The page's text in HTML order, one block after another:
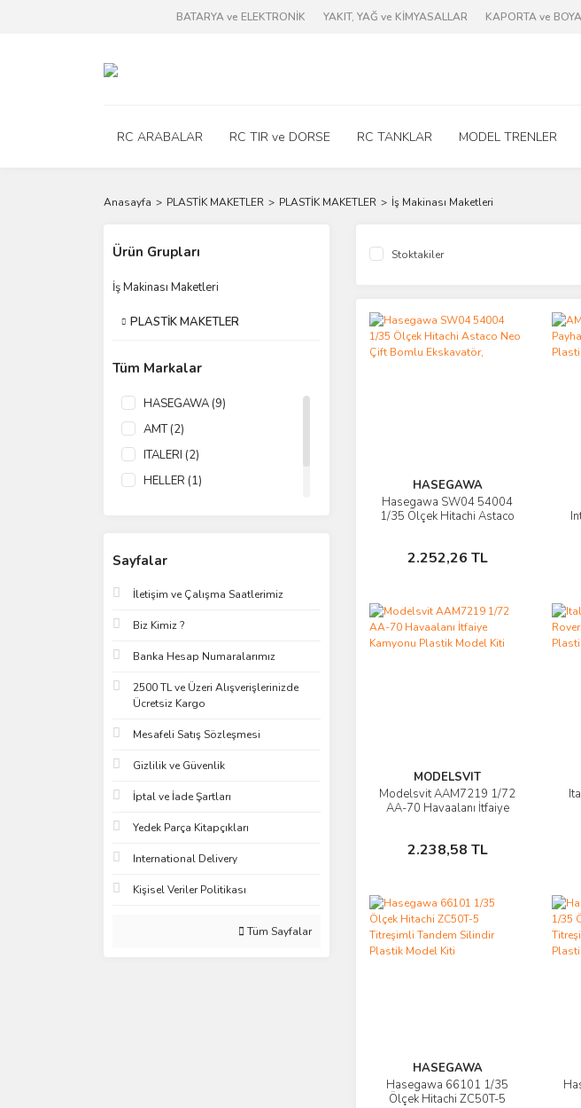
BATARYA ve ELEKTRONİK YAKIT, YAĞ ve KİMYASALLAR KAPORTA ve
RC ARABALAR RC TIR ve DORSE RC TANKLAR MODEL TRENLER
Anasayfa PLASTİK MAKETLER PLASTİK MAKETLER İş Makinası Maketleri
Ürün Grupları
İş Makinası Maketleri
PLASTİK MAKETLER
Tüm Markalar
HASEGAWA (9)
AMT (2)
ITALERI (2)
HELLER (1)
Sayfalar
İletişim ve Çalışma Saatlerimiz
Biz Kimiz ?
Banka Hesap Numaralarımız
2500 TL ve Üzeri Alışverişlerinizde
Ücretsiz Kargo
Mesafeli Satış Sözleşmesi
Gizlilik ve Güvenlik
İptal ve İade Şartları
Yedek Parça Kitapçıkları
International Delivery
Kişisel Veriler Politikası
Tüm Sayfalar
Stoktakiler
HASEGAWA
Hasegawa SW04 54004
1/35 Ölçek Hitachi Astaco
2.252,26 TL
Ürünü İncele
Sepete Ekle
MODELSVIT
Modelsvit AAM7219 1/72
AA-70 Havaalanı İtfaiye
2.238,58 TL
Ürünü İncele
Sepete Ekle
HASEGAWA
Hasegawa 66101 1/35
Ölçek Hitachi ZC50T-5
Ürünü İncele